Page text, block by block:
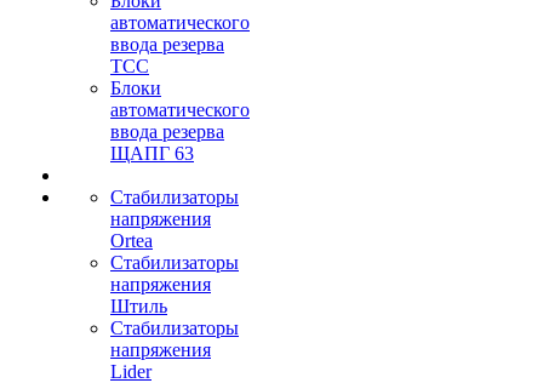
автоматического
ввода резерва
ТСС
Блоки
автоматического
ввода резерва
ЩАПГ 63
Стабилизаторы
напряжения
Ortea
Стабилизаторы
напряжения
Штиль
Стабилизаторы
напряжения
Lider